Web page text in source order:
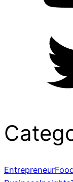
Entrepreneur